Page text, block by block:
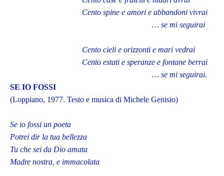
Cento spine e amori e abbandoni vivrai
… se mi seguirai
Cento cieli e orizzonti e mari vedrai
Cento estati e speranze e fontane berrai
… se mi seguirai.
SE IO FOSSI
(Loppiano, 1977. Testo e musica di Michele Genisio)
Se io fossi un poeta
Potrei dir la tua bellezza
Tu che sei da Dio amata
Madre nostra, e immacolata